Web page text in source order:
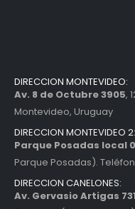
DIRECCION MONTEVIDEO:
Av. 8 de Octubre 3905,
Montevideo, Uruguay
DIRECCION MONTEVIDEO 2:
Parque Posadas local
Parque Posadas).
DIRECCION CANELONES:
Av. Gervasio Artigas